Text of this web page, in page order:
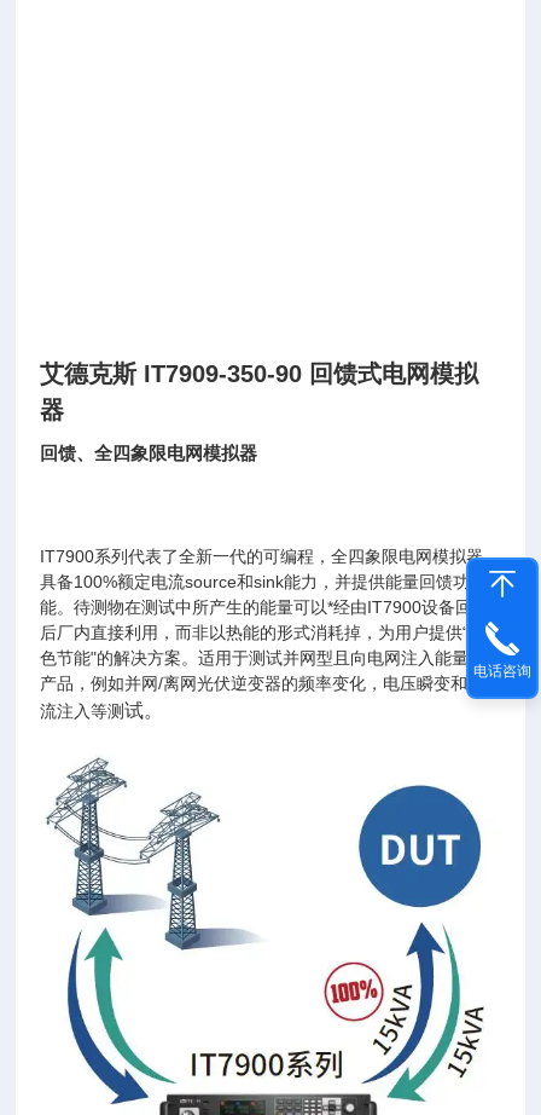
艾德克斯 IT7909-350-90 回馈式电网模拟
器
回馈、全四象限电网模拟器
IT7900系列代表了全新一代的可编程，全四象限电网模拟器，
具备100%额定电流source和sink能力，并提供能量回馈功
能。待测物在测试中所产生的能量可以*经由IT7900设备回收
后厂内直接利用，而非以热能的形式消耗掉，为用户提供“绿
色节能"的解决方案。适用于测试并网型且向电网注入能量的
产品，例如并网/离网光伏逆变器的频率变化，电压瞬变和直
流注入等测试。
电话咨询